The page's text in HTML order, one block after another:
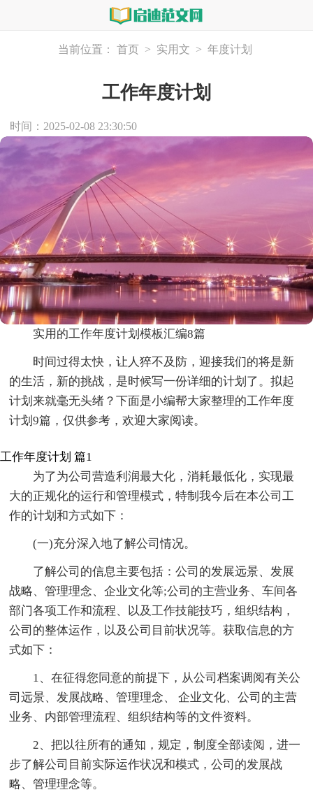
当前位置： 首页 > 实用文 > 年度计划
工作年度计划
时间：2025-02-08 23:30:50
实用的工作年度计划模板汇编8篇
时间过得太快，让人猝不及防，迎接我们的将是新
的生活，新的挑战，是时候写一份详细的计划了。拟起
计划来就毫无头绪？下面是小编帮大家整理的工作年度
计划9篇，仅供参考，欢迎大家阅读。
工作年度计划 篇1
为了为公司营造利润最大化，消耗最低化，实现最
大的正规化的运行和管理模式，特制我今后在本公司工
作的计划和方式如下：
(一)充分深入地了解公司情况。
了解公司的信息主要包括：公司的发展远景、发展
战略、管理理念、企业文化等;公司的主营业务、车间各
部门各项工作和流程、以及工作技能技巧，组织结构，
公司的整体运作，以及公司目前状况等。获取信息的方
式如下：
1、在征得您同意的前提下，从公司档案调阅有关公
司远景、发展战略、管理理念、 企业文化、公司的主营
业务、内部管理流程、组织结构等的文件资料。
2、把以往所有的通知，规定，制度全部读阅，进一
步了解公司目前实际运作状况和模式，公司的发展战
略、管理理念等。